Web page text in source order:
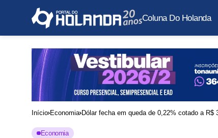
Coluna Do Holanda
Início Economia Dólar fecha em queda de 0,22% cotado a R$
Economia